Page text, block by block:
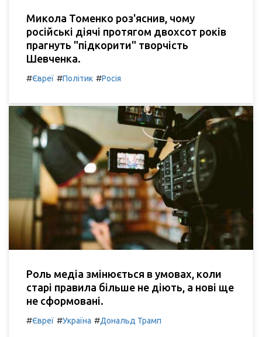
Микола Томенко роз'яснив, чому
російські діячі протягом двохсот років
прагнуть "підкорити" творчість
Шевченка.
#Євреї #Політик #Росія
Роль медіа змінюється в умовах, коли
старі правила більше не діють, а нові ще
не сформовані.
#Євреї #Україна #Дональд Трамп